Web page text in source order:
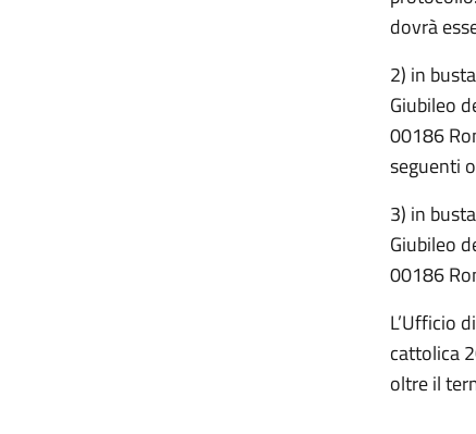
dovrà
2) in
Giubileo
00186
seguenti
3) in
Giubileo
00186
L’Ufficio
cattolica
oltre il